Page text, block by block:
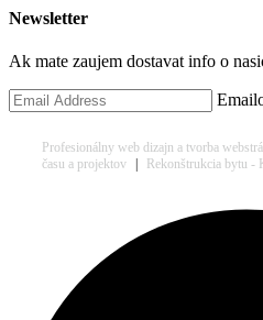
Newsletter
Ak mate zaujem dostavat info o
Profesionálny web dizajn a tvorba
času a projektov
Rekonštrukcia bytu -